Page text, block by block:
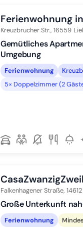
Ferienwohnung
Kreuzbrucher Str., 16559
Gemütliches
Umgebung
Ferienwohnung
5× Doppelzimmer (2
Falkenhagener Straße, 14612
Große Unterkunft
Ferienwohnung